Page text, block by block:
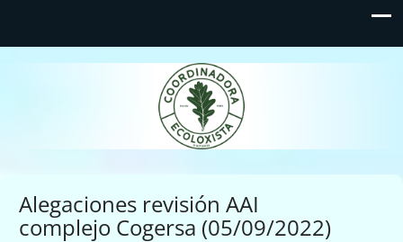
Coordinadora Ecoloxista
d'Asturies
Alegaciones revisión AAI
complejo Cogersa (05/09/2022)